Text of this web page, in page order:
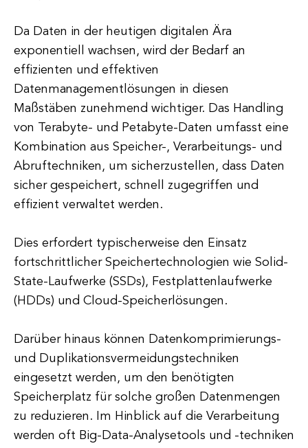
Da Daten in der heutigen digitalen Ära
exponentiell wachsen, wird der Bedarf an
effizienten und effektiven
Datenmanagementlösungen in diesen
Maßstäben zunehmend wichtiger. Das Handling
von Terabyte- und Petabyte-Daten umfasst eine
Kombination aus Speicher-, Verarbeitungs- und
Abruftechniken, um sicherzustellen, dass Daten
sicher gespeichert, schnell zugegriffen und
effizient verwaltet werden.
Dies erfordert typischerweise den Einsatz
fortschrittlicher Speichertechnologien wie Solid-
State-Laufwerke (SSDs), Festplattenlaufwerke
(HDDs) und Cloud-Speicherlösungen.
Darüber hinaus können Datenkomprimierungs-
und Duplikationsvermeidungstechniken
eingesetzt werden, um den benötigten
Speicherplatz für solche großen Datenmengen
zu reduzieren. Im Hinblick auf die Verarbeitung
werden oft Big-Data-Analysetools und -techniken